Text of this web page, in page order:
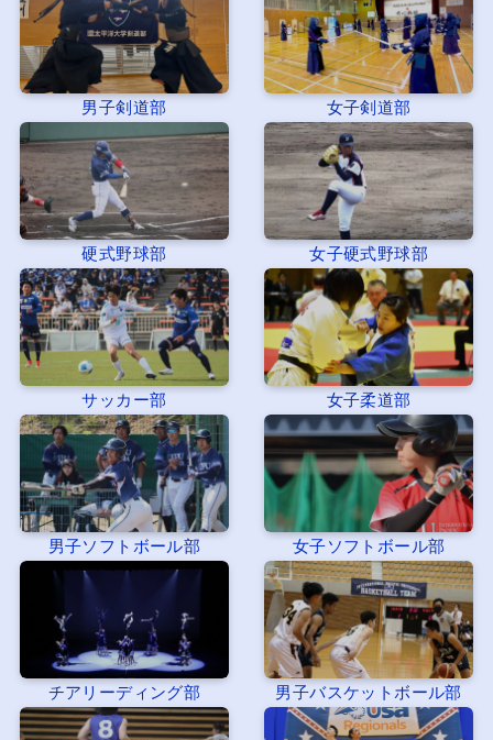
男子剣道部 女子剣道部
硬式野球部 女子硬式野球部
サッカー部 女子柔道部
男子ソフトボール部 女子ソフトボール部
チアリーディング部 男子バスケットボール部